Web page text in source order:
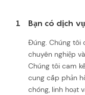
1 Bạn có dịch
Đúng. Chúng tôi
chuyên nghiệp
Chúng tôi cam
cung cấp phản
chóng, linh hoạt